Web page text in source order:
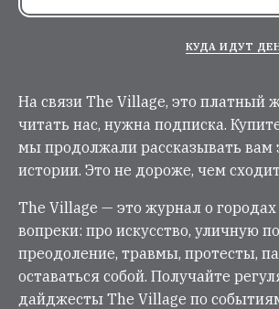
КУДА ИДУТ
На связи The Village, это платный
читать нас, нужна подписка.
мы продолжали рассказывать вам
истории. Это не дороже, чем
The Village — это журнал о
вопреки: про искусство, уличную
преодоление, травмы, протесты,
оставаться собой. Получайте
дайджесты The Village по